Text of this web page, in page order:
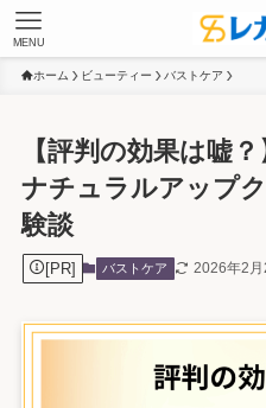
MENU
ホーム ビューティー バストケア
【評判の効果は嘘
ナチュラルアップ
験談
[PR] バストケア 2026年2月